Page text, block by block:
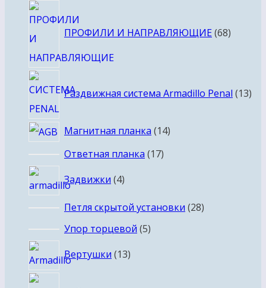
ПРОФИЛИ И НАПРАВЛЯЮЩИЕ 68
Раздвижная система Armadillo Penal 13
Магнитная планка 1414
Ответная планка 1717
Задвижки 44
Петля скрытой установки 2828
Упор торцевой 55
Вертушки 1313